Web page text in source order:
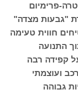
פרימיום
"גבעות מצדה"
חווית טעימה
התנועה
קפידה רבה
ועוצמתי
גבוהה